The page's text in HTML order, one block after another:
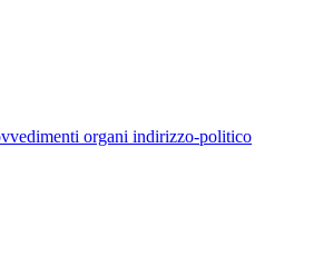
organi indirizzo-politico